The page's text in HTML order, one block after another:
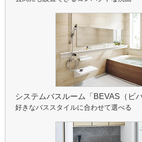
システムバスルーム「BEVAS（ビバ
好きなバススタイルに合わせて選べる